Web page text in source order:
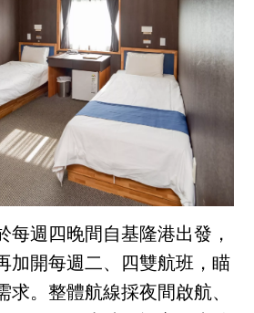
每週四晚間自基隆港出發，
加開每週二、四雙航班，瞄
求。整體航線採夜間啟航、